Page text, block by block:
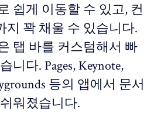
쉽게 이동할 수 있고, 컨
지 꽉 채울 수 있습니다.
탭 바를 커스텀해서 빠
니다. Pages, Keynote,
등의 앱에서 문서
워졌습니다.